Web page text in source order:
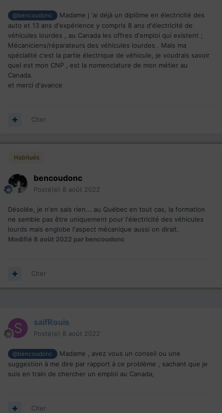
@bencoudonc
Madame j 'ai déjà un diplôme en électricité des
auto et 13 ans d'expérience y compris 8 ans d'électricité de
véhicules lourdes , au Canada les offres d'emploi qui existent ;
Mécaniciens/réparateurs des véhicules lourdes . Mais ma
spécialité c'est la partie électrique de véhicule, je voudrais savoir
quel est mon CNP , est la nomenclature de mon métier au
Canada.
et merci d'avance
Citer
Habitués
bencoudonc
Posté(e) 8 août 2022
Désolée, je n'en sais rien... au Québec en tout cas, la formation
ne semble pas être uniquement pour l'électricité des véhicules
lourds mais englobe l'aspect mécanique aussi on dirait.
Modifié 8 août 2022 par bencoudonc
Citer
saifRouis
Posté(e) 8 août 2022
@bencoudonc
Madame , avez vous un conseil ou une
suggestion à me dire par rapport à ce problème , sachant que je
suis en train de chercher un emploi au Canada,
Citer